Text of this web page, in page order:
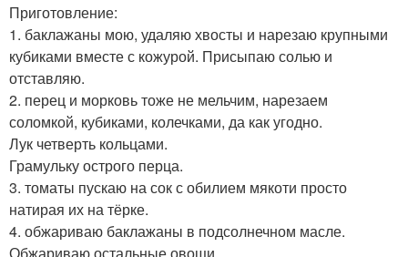
Приготовление:
1. баклажаны мою, удаляю хвосты и нарезаю крупными
кубиками вместе с кожурой. Присыпаю солью и
отставляю.
2. перец и морковь тоже не мельчим, нарезаем
соломкой, кубиками, колечками, да как угодно.
Лук четверть кольцами.
Грамульку острого перца.
3. томаты пускаю на сок с обилием мякоти просто
натирая их на тёрке.
4. обжариваю баклажаны в подсолнечном масле.
Обжариваю остальные овощи.